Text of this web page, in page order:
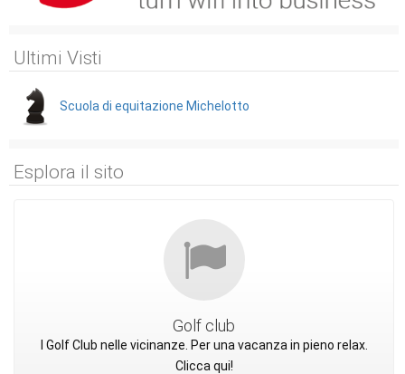
Ultimi Visti
Scuola di equitazione Michelotto
Esplora il sito
Golf club
I Golf Club nelle vicinanze. Per una vacanza in pieno relax.
Clicca qui!